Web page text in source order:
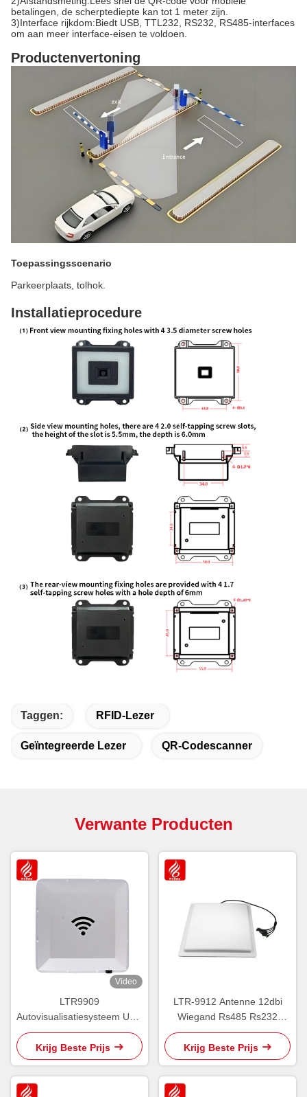
betalingen, de scherptediepte kan tot 1 meter zijn.
3)Interface rijkdom:Biedt USB, TTL232, RS232, RS485-interfaces
om aan meer interface-eisen te voldoen.
Productenvertoning
Toepassingsscenario
Parkeerplaats, tolhok.
Installatieprocedure
Taggen: RFID-Lezer
Geïntegreerde Lezer QR-Codescanner
Verwante Producten
Video
LTR9909
Autovisualisatiesysteem UHF
Elektronisch etiket All In One
Krijg Beste Prijs
LTR-9912 Antenne 12dbi
Wiegand Rs485 Rs232
Parkeerapparatuur
Langeafstands RFID-lezer
Krijg Beste Prijs